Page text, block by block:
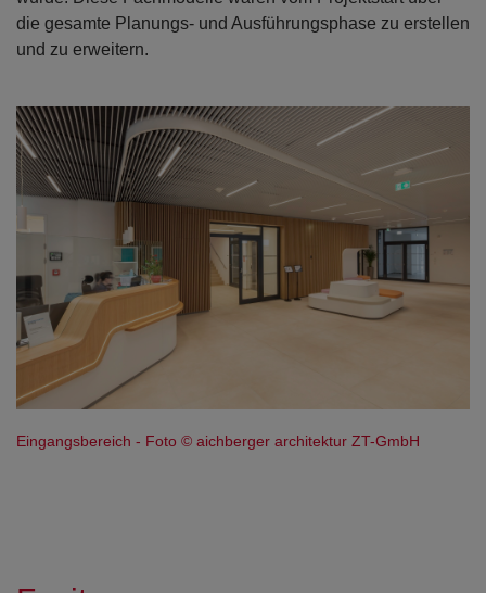
die gesamte Planungs- und Ausführungsphase zu erstellen
und zu erweitern.
Eingangsbereich - Foto © aichberger architektur ZT-GmbH